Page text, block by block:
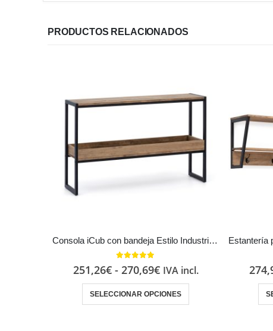
PRODUCTOS RELACIONADOS
Consola iCub con bandeja Estilo Industrial Vintage metal en Negro
251,26€ - 270,69€ IVA incl.
SELECCIONAR OPCIONES